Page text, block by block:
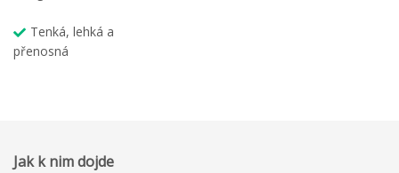
Tenká, lehká a
přenosná
Jak k nim dojde